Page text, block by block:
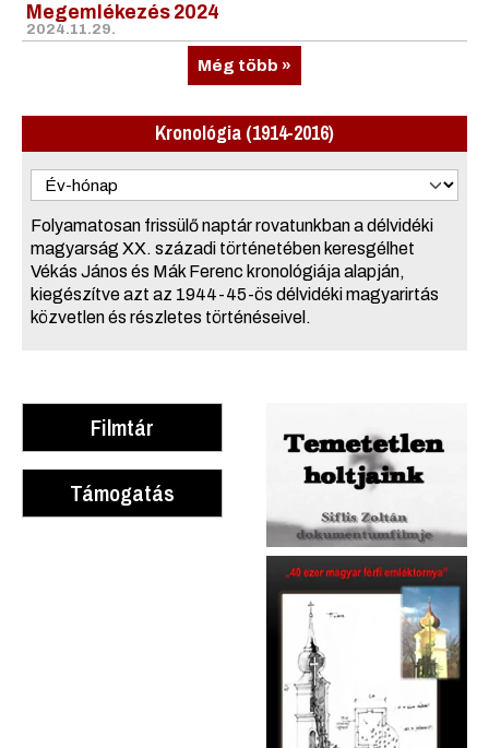
Filmtár
Támogatás
Megemlékezés 2024
2024.11.29.
Még több »
Kronológia (1914-2016)
Folyamatosan frissülő naptár rovatunkban a délvidéki
magyarság XX. századi történetében keresgélhet
Vékás János és Mák Ferenc kronológiája alapján,
kiegészítve azt az 1944-45-ös délvidéki magyarirtás
közvetlen és részletes történéseivel.